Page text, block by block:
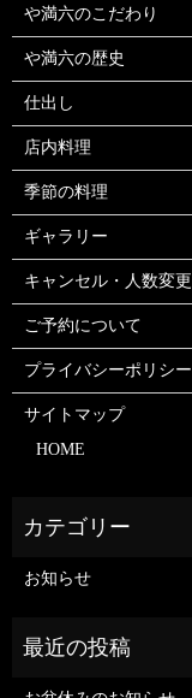
や満六のこだわり
や満六の歴史
仕出し
店内料理
季節の料理
ギャラリー
キャンセル・人数変更
ご予約について
プライバシーポリシー
サイトマップ
HOME
お知らせ